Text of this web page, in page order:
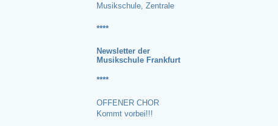
Musikschule, Zentrale
****
Newsletter der
Musikschule Frankfurt
****
OFFENER CHOR
Kommt vorbei!!!